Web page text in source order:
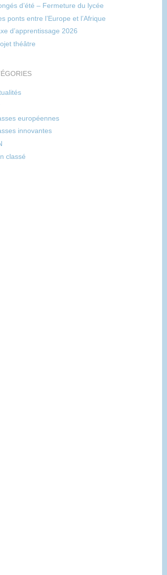
d’été – Fermeture du lycée
ponts entre l’Europe et l’Afrique
d’apprentissage 2026
théâtre
européennes
innovantes
classé